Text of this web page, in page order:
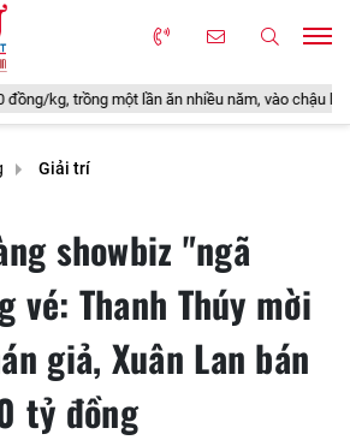
nhiều năm, vào chậu làm bonsai còn hút lộc
Giải trí
showbiz "ngã
vé: Thanh Thúy mời
giả, Xuân Lan bán
tỷ đồng